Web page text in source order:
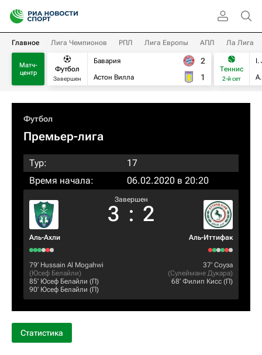
Главное Лига Чемпионов РПЛ Лига Европы АПЛ Ла Лига
Матч-
центр
Футбол
Завершен
Бавария
Астон Вилла
2
1
Теннис
2-й сет
I.
Футбол
Премьер-лига
Тур:
17
Время начала:
06.02.2020 в 20:20
Аль-Ахли
Завершен
3 : 2
Аль-Иттифак
79‎’‎ Hussain Al Mogahwi
(Юсеф Белайли)
85‎’‎ Юсеф Белайли (П)
90‎’‎ Юсеф Белайли (П)
37‎’‎ Соуза
(Сулеймане Дукара)
68‎’‎ Филип Кисс (П)
Статистика